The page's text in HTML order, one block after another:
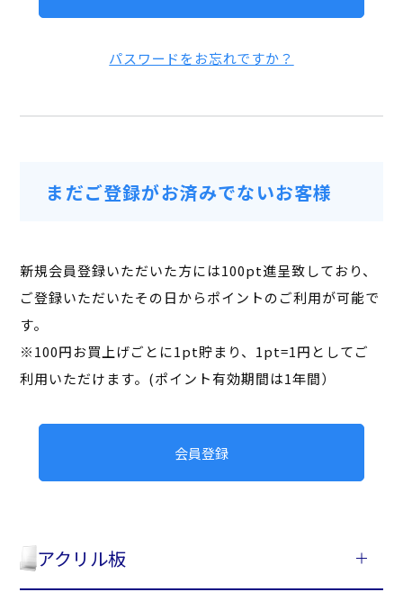
アクリル板
パスワードをお忘れですか？
まだご登録がお済みでないお客様
新規会員登録いただいた方には100pt進呈致しており、
ご登録いただいたその日からポイントのご利用が可能で
す。
※100円お買上げごとに1pt貯まり、1pt=1円としてご
利用いただけます。(ポイント有効期間は1年間）
会員登録